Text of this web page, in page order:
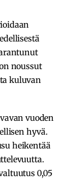
noussut
kuluvan
vuoden
hyvä.
heikentää
0,05